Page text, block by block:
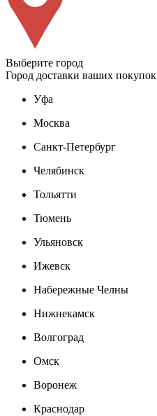
Выберите город
Город доставки ваших покупок
Уфа
Москва
Санкт-Петербург
Челябинск
Тольятти
Тюмень
Ульяновск
Ижевск
Набережные Челны
Нижнекамск
Волгоград
Омск
Воронеж
Краснодар